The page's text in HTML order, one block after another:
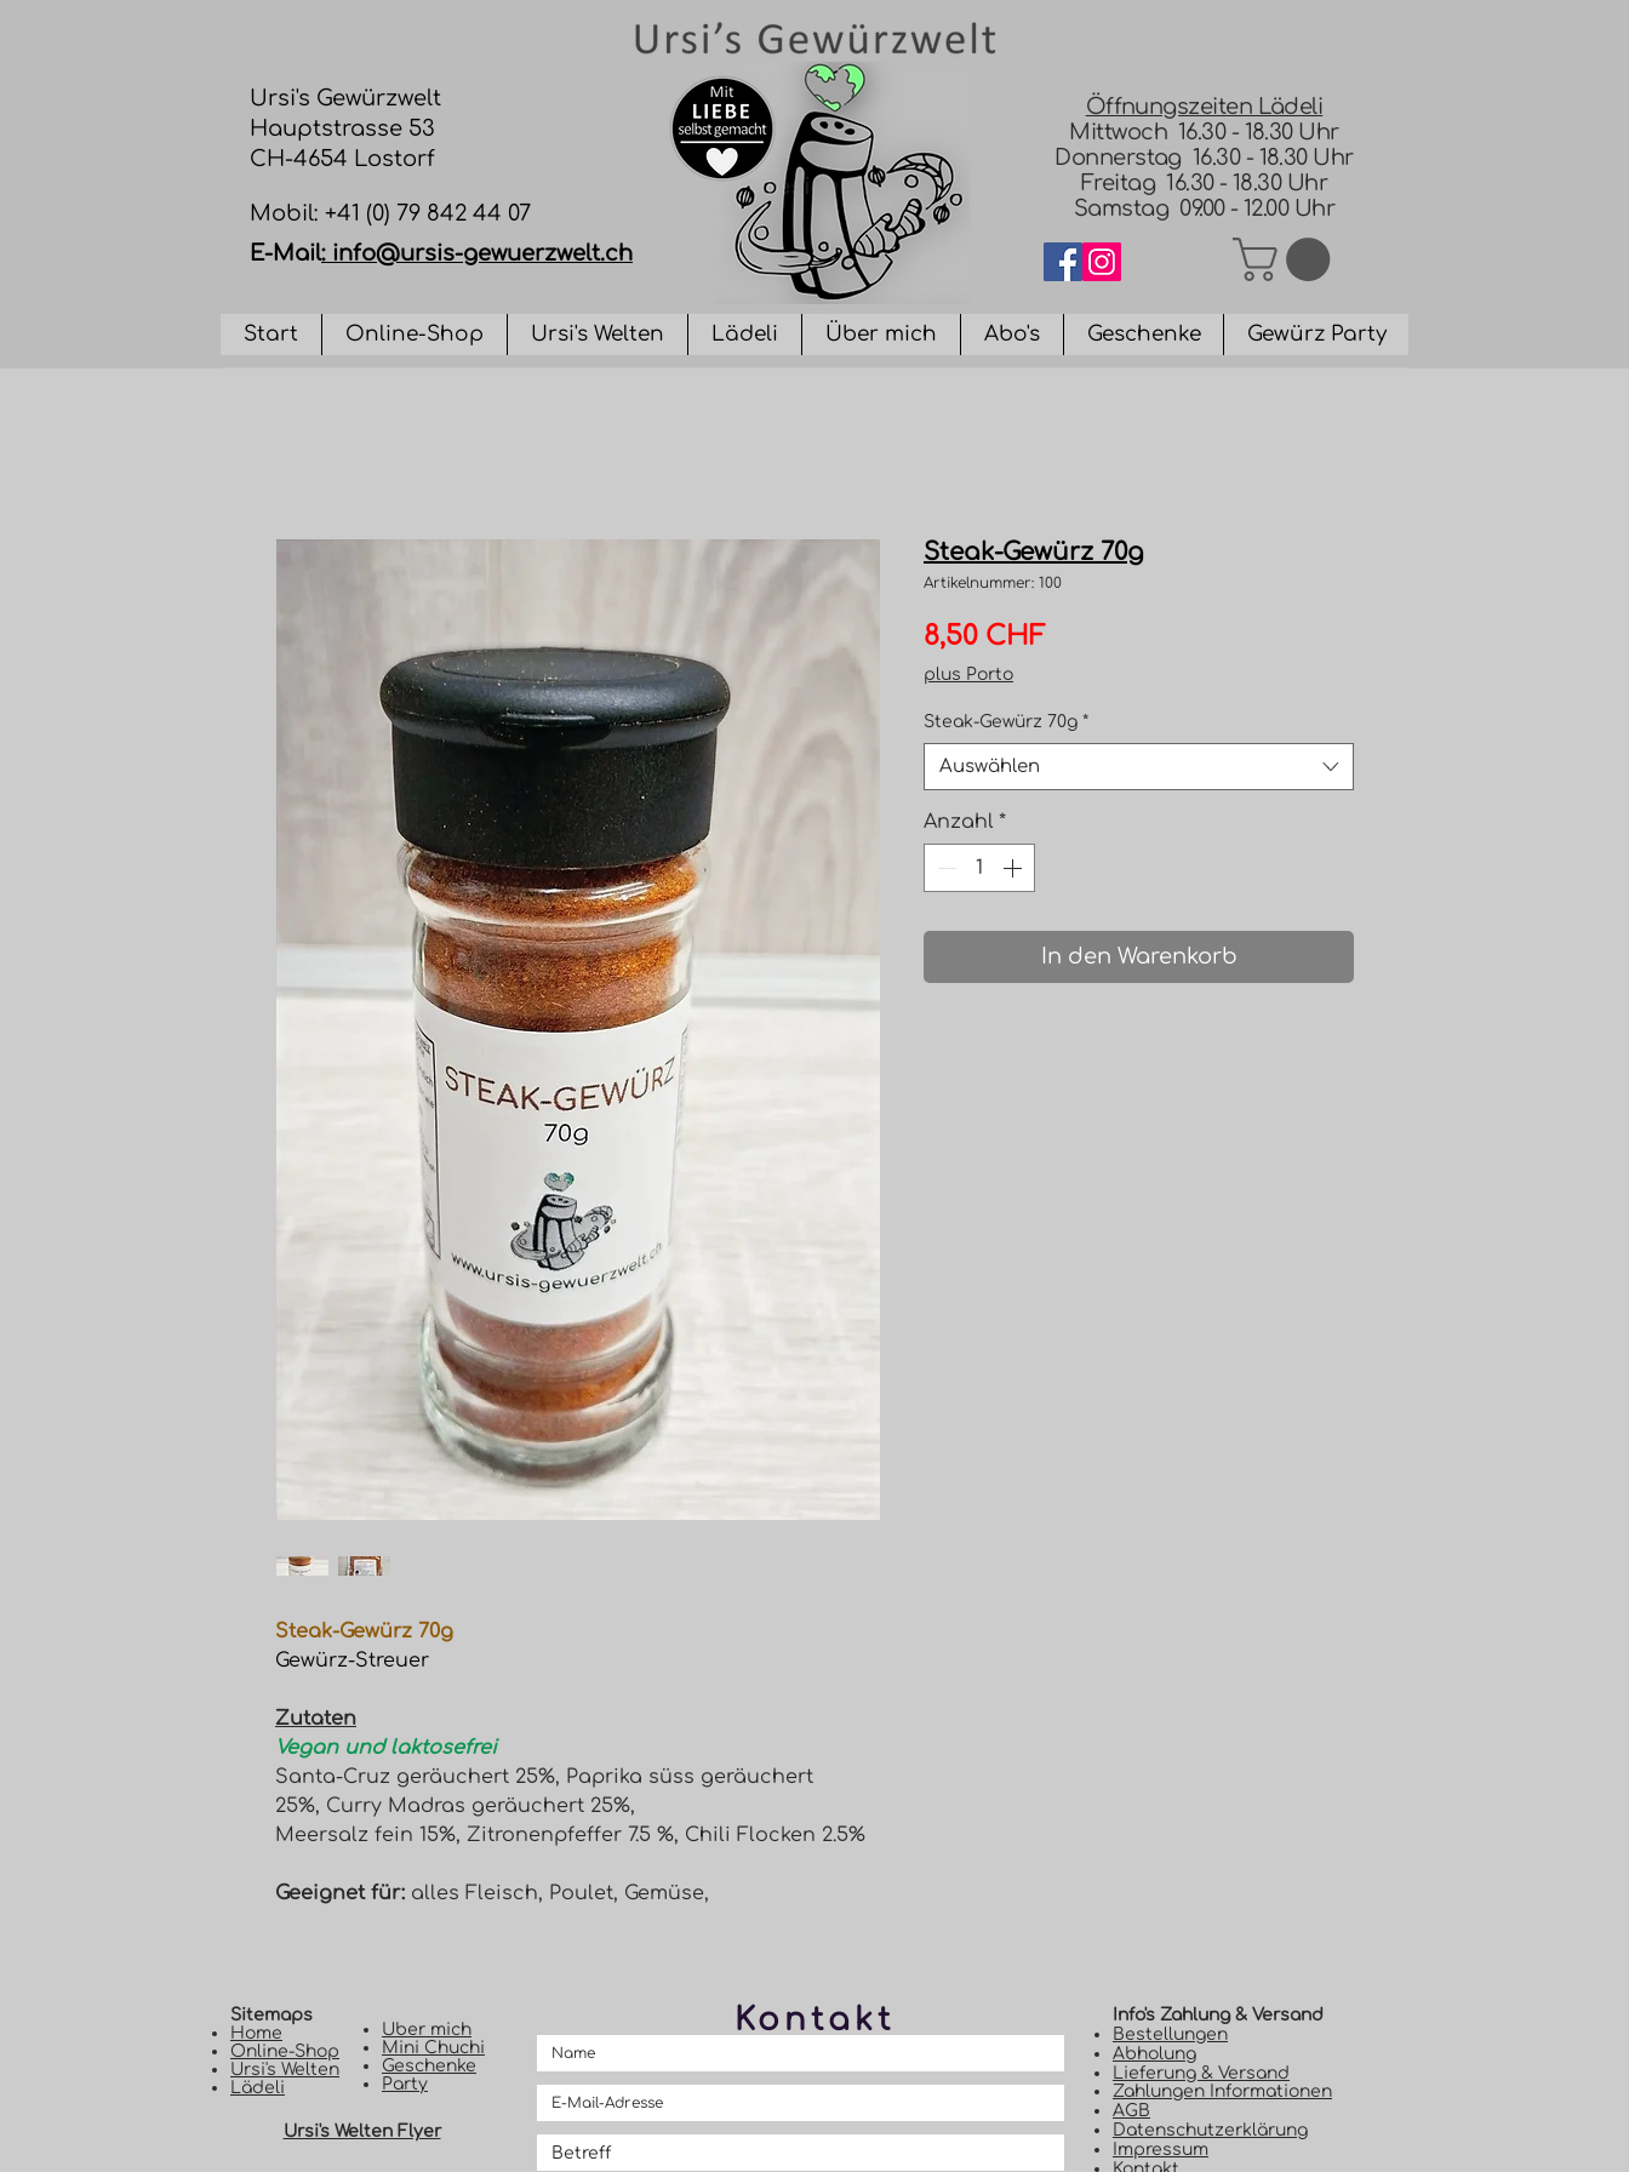
Ursi's Gewürzwelt
Hauptstrasse 53
CH-4654 Lostorf
​Mobil: +41 (0) 79 842 44 07
E-Mail: info@ursis-gewuerzwelt.ch
Öffnungszeiten Lädeli
Mittwoch 16.30 - 18.30 Uhr
Donnerstag 16.30 - 18.30 Uhr
Freitag 16.30 - 18.30 Uhr
Samstag 09.00 - 12.00 Uhr
Start Online-Shop Ursi's Welten Lädeli Über mich Abo's Geschenke Gewürz Party
Steak-Gewürz 70g
Gewürz-Streuer
Zutaten
Vegan und laktosefrei
Santa-Cruz geräuchert 25%, Paprika süss geräuchert
25%, Curry Madras geräuchert 25%,
Meersalz fein 15%, Zitronenpfeffer 7.5 %, Chili Flocken 2.5%
Geeignet für: alles Fleisch, Poulet, Gemüse,
Steak-Gewürz 70g
Artikelnummer: 100
8,50 CHFPreis
plus Porto
Steak-Gewürz 70g *
Auswählen
Anzahl *
In den Warenkorb
Sitemaps
Home
Online-Shop
Ursi's Welten
Lädeli
Kontakt
Info's Zahlung & Versand​
Bestellungen
Abholung
Lieferung & Versand
Zahlungen Informationen
AGB
Datenschutzerklärung
Impressum
Uber mich
Mini Chuchi
Geschenke
Party
Ursi's Welten Flyer